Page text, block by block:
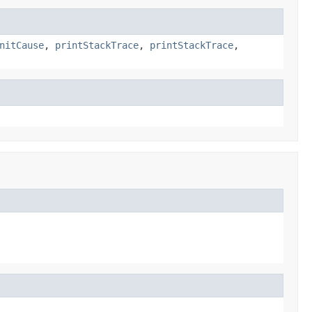
, printStackTrace, printStackTrace,